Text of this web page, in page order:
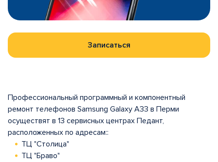
Записаться
Профессиональный программный и компонентный
ремонт телефонов Samsung Galaxy A33 в Перми
осуществят в 13 сервисных центрах Педант,
расположенных по адресам::
ТЦ "Столица"
ТЦ "Браво"